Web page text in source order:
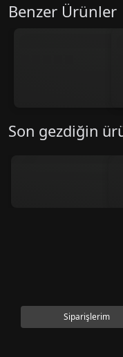
Benzer Ürünler
Son gezdiğin
Siparişlerim